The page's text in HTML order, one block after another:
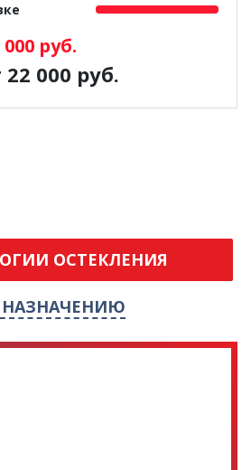
руб.
22 000 руб.
ОСТЕКЛЕНИЯ